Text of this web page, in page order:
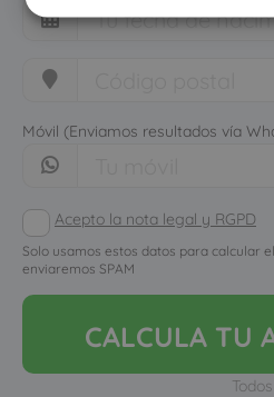
Móvil (Enviamos resultados vía
Acepto la nota legal y RGPD
Solo usamos estos datos para calcular
enviaremos SPAM
CALCULA TU